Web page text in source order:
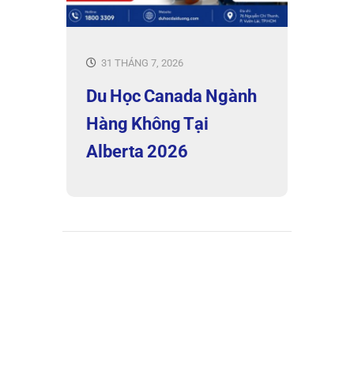
31 THÁNG 7, 2026
Du Học Canada Ngành
Hàng Không Tại
Alberta 2026